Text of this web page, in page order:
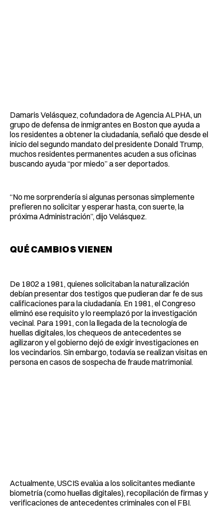
Damaris Velásquez, cofundadora de Agencia ALPHA, un
grupo de defensa de inmigrantes en Boston que ayuda a
los residentes a obtener la ciudadanía, señaló que desde el
inicio del segundo mandato del presidente Donald Trump,
muchos residentes permanentes acuden a sus oficinas
buscando ayuda “por miedo” a ser deportados.
“No me sorprendería si algunas personas simplemente
prefieren no solicitar y esperar hasta, con suerte, la
próxima Administración”, dijo Velásquez.
QUÉ CAMBIOS VIENEN
De 1802 a 1981, quienes solicitaban la naturalización
debían presentar dos testigos que pudieran dar fe de sus
calificaciones para la ciudadanía. En 1981, el Congreso
eliminó ese requisito y lo reemplazó por la investigación
vecinal. Para 1991, con la llegada de la tecnología de
huellas digitales, los chequeos de antecedentes se
agilizaron y el gobierno dejó de exigir investigaciones en
los vecindarios. Sin embargo, todavía se realizan visitas en
persona en casos de sospecha de fraude matrimonial.
Actualmente, USCIS evalúa a los solicitantes mediante
biometría (como huellas digitales), recopilación de firmas y
verificaciones de antecedentes criminales con el FBI.